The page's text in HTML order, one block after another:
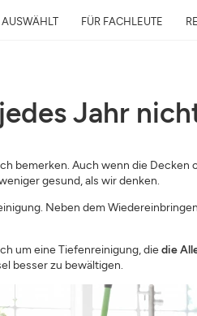
FÜR FACHLEUTE
Jahr
bemerken. Auch wenn die
gesund, als wir denken.
Neben dem
um eine Tiefenreinigung, diedie
besser zu bewältigen.
in 24h
Ihre Gesundheit